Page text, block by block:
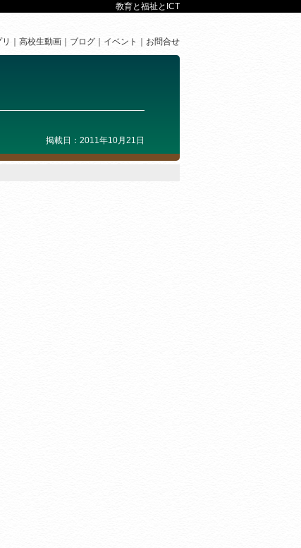
教育と福祉とICT
高校生動画 ブログ イベント お問合せ
掲載日：2011年10月21日